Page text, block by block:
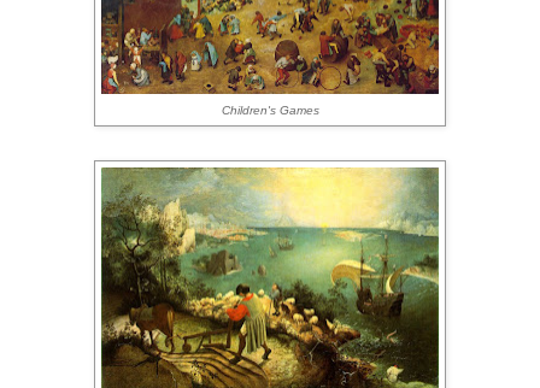
Children's Games